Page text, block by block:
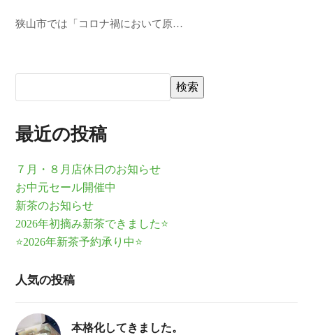
狭山市では「コロナ禍において原…
検索
最近の投稿
７月・８月店休日のお知らせ
お中元セール開催中
新茶のお知らせ
2026年初摘み新茶できました⭐
⭐2026年新茶予約承り中⭐
人気の投稿
本格化してきました。